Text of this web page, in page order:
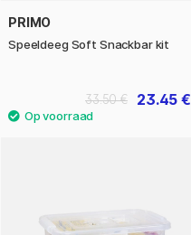
PRIMO
Speeldeeg Soft Snackbar kit
23.45 €
33.50 €